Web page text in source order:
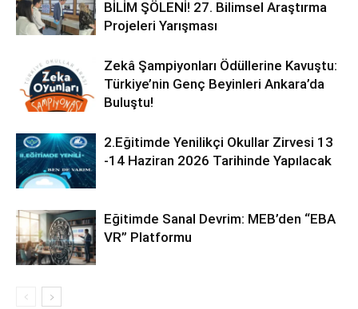
BİLİM ŞÖLENİ! 27. Bilimsel Araştırma
Projeleri Yarışması
Zekâ Şampiyonları Ödüllerine Kavuştu:
Türkiye’nin Genç Beyinleri Ankara’da
Buluştu!
2.Eğitimde Yenilikçi Okullar Zirvesi 13
-14 Haziran 2026 Tarihinde Yapılacak
Eğitimde Sanal Devrim: MEB’den “EBA
VR” Platformu